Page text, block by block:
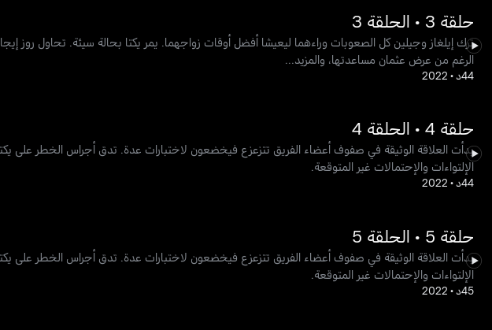
حلقة 3 • الحلقة 3
ترك إيلغاز وجيلين كل الصعوبات وراءهما ليعيشا أفضل أوقات زواجهما. يمر يكتا بحالة سيئة. تحاول روز
الرغم من عرض عثمان مساعدتها، والمزيد...
44د •
2022
حلقة 4 • الحلقة 4
بدأت العلاقة الوثيقة في صفوف أعضاء الفريق تتزعزع فيخضعون لاختبارات عدة. تدق أجراس الخطر على
الإلتواءات والإحتمالات غير المتوقعة.
44د •
2022
حلقة 5 • الحلقة 5
بدأت العلاقة الوثيقة في صفوف أعضاء الفريق تتزعزع فيخضعون لاختبارات عدة. تدق أجراس الخطر على
الإلتواءات والإحتمالات غير المتوقعة.
45د •
2022